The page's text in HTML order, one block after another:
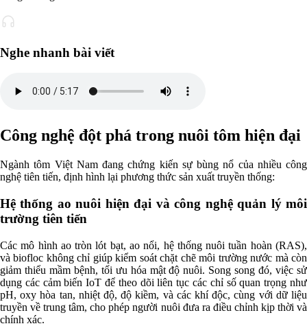
Nghe nhanh bài viết
Công nghệ đột phá trong nuôi tôm hiện đại
Ngành tôm Việt Nam đang chứng kiến sự bùng nổ của nhiều công
nghệ tiên tiến, định hình lại phương thức sản xuất truyền thống:
Hệ thống ao nuôi hiện đại và công nghệ quản lý môi
trường tiên tiến
Các mô hình ao tròn lót bạt, ao nổi, hệ thống nuôi tuần hoàn (RAS),
và biofloc không chỉ giúp kiểm soát chặt chẽ môi trường nước mà còn
giảm thiểu mầm bệnh, tối ưu hóa mật độ nuôi. Song song đó, việc sử
dụng các cảm biến IoT để theo dõi liên tục các chỉ số quan trọng như
pH, oxy hòa tan, nhiệt độ, độ kiềm, và các khí độc, cùng với dữ liệu
truyền về trung tâm, cho phép người nuôi đưa ra điều chỉnh kịp thời và
chính xác.